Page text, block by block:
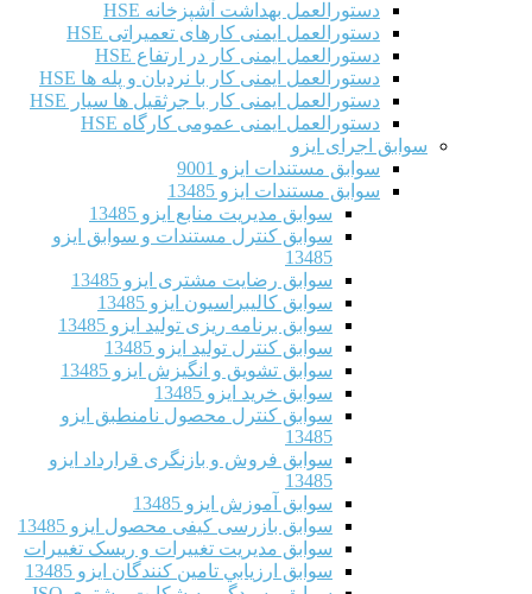
دستورالعمل بهداشت آشپزخانه HSE
دستورالعمل ایمنی کارهای تعمیراتی HSE
دستورالعمل ایمنی کار در ارتفاع HSE
دستورالعمل ایمنی کار با نردبان و پله ها HSE
دستورالعمل ایمنی کار با جرثقیل ها سیار HSE
دستورالعمل ایمنی عمومی کارگاه HSE
سوابق اجرای ایزو
سوابق مستندات ایزو 9001
سوابق مستندات ایزو 13485
سوابق مدیریت منابع ایزو 13485
سوابق کنترل مستندات و سوابق ایزو
13485
سوابق رضایت مشتری ایزو 13485
سوابق كاليبراسيون ایزو 13485
سوابق برنامه ریزی تولید ایزو 13485
سوابق کنترل تولید ایزو 13485
سوابق تشویق و انگیزش ایزو 13485
سوابق خرید ایزو 13485
سوابق کنترل محصول نامنطبق ایزو
13485
سوابق فروش و بازنگری قرارداد ایزو
13485
سوابق آموزش ایزو 13485
سوابق بازرسی کیفی محصول ایزو 13485
سوابق مدیریت تغییرات و ریسک تغییرات
سوابق ارزيابي تامين كنندگان ایزو 13485